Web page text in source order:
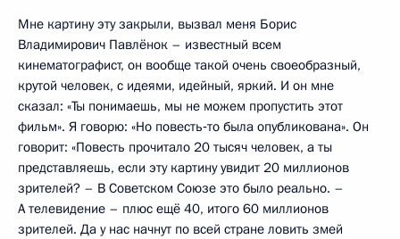
Мне картину эту закрыли, вызвал меня Борис
Владимирович Павлёнок – известный всем
кинематографист, он вообще такой очень своеобразный,
крутой человек, с идеями, идейный, яркий. И он мне
сказал: «Ты понимаешь, мы не можем пропустить этот
фильм». Я говорю: «Но повесть‑то была опубликована». Он
говорит: «Повесть прочитало 20 тысяч человек, а ты
представляешь, если эту картину увидит 20 миллионов
зрителей? – В Советском Союзе это было реально. –
А телевидение – плюс ещё 40, итого 60 миллионов
зрителей. Да у нас начнут по всей стране ловить змей